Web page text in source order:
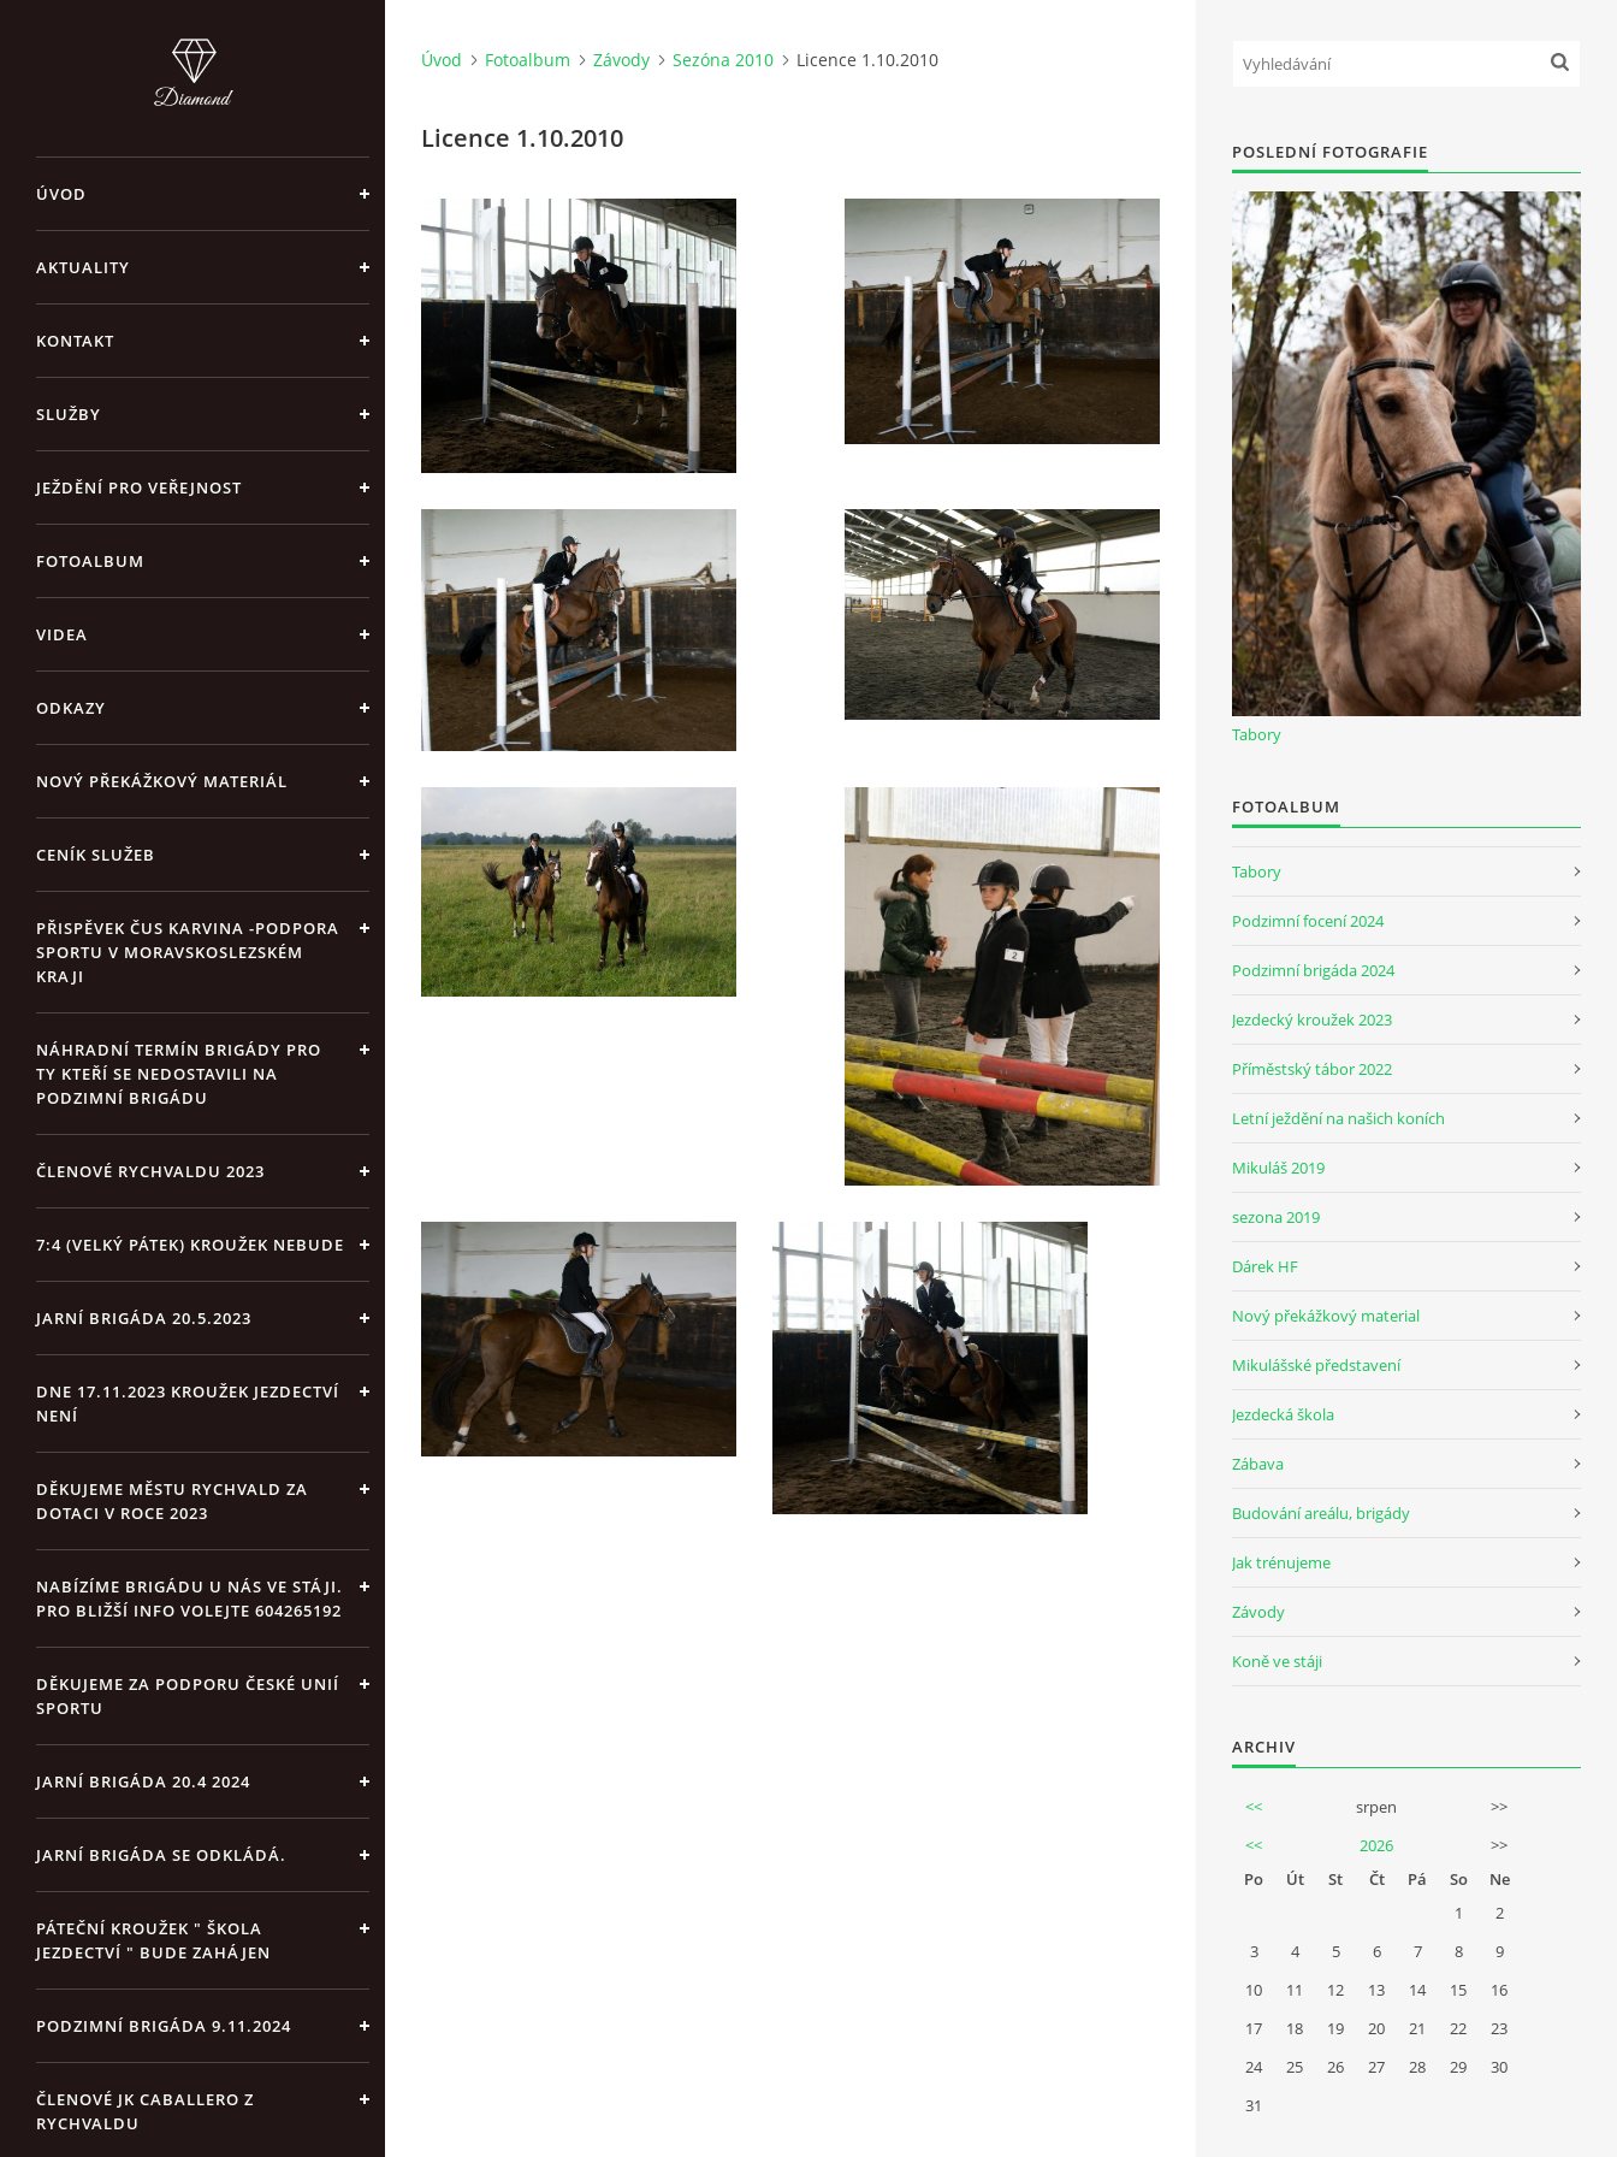
ÚVOD
AKTUALITY
KONTAKT
SLUŽBY
JEŽDĚNÍ PRO VEŘEJNOST
FOTOALBUM
VIDEA
ODKAZY
NOVÝ PŘEKÁŽKOVÝ MATERIÁL
CENÍK SLUŽEB
PŘISPĚVEK ČUS KARVINA -PODPORA
SPORTU V MORAVSKOSLEZSKÉM
KRAJI
NÁHRADNÍ TERMÍN BRIGÁDY PRO
TY KTEŘÍ SE NEDOSTAVILI NA
PODZIMNÍ BRIGÁDU
ČLENOVÉ RYCHVALDU 2023
7:4 (VELKÝ PÁTEK) KROUŽEK NEBUDE
JARNÍ BRIGÁDA 20.5.2023
DNE 17.11.2023 KROUŽEK JEZDECTVÍ
NENÍ
DĚKUJEME MĚSTU RYCHVALD ZA
DOTACI V ROCE 2023
NABÍZÍME BRIGÁDU U NÁS VE STÁJI.
PRO BLIŽŠÍ INFO VOLEJTE 604265192
DĚKUJEME ZA PODPORU ČESKÉ UNIÍ
SPORTU
JARNÍ BRIGÁDA 20.4 2024
JARNÍ BRIGÁDA SE ODKLÁDÁ.
PÁTEČNÍ KROUŽEK " ŠKOLA
JEZDECTVÍ " BUDE ZAHÁJEN
PODZIMNÍ BRIGÁDA 9.11.2024
ČLENOVÉ JK CABALLERO Z
RYCHVALDU
Úvod Fotoalbum Závody Sezóna 2010 Licence 1.10.2010
Licence 1.10.2010 POSLEDNÍ FOTOGRAFIE
Tabory
FOTOALBUM
Tabory
Podzimní focení 2024
Podzimní brigáda 2024
Jezdecký kroužek 2023
Příměstský tábor 2022
Letní ježdění na našich koních
Mikuláš 2019
sezona 2019
Dárek HF
Nový překážkový material
Mikulášské představení
Jezdecká škola
Zábava
Budování areálu, brigády
Jak trénujeme
Závody
Koně ve stáji
ARCHIV
<< srpen
>>
<<
2026
>>
Po
Út St Čt Pá So
Ne
1
2
3
4 5 6 7 8
9
10
11 12 13 14 15
16
17
18 19 20 21 22
23
24
25 26 27 28 29
30
31